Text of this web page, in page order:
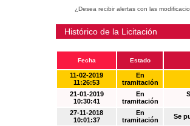
¿Desea recibir alertas con las
Histórico de la Licitación
Fecha Estado
11-02-2019
11:26:53
En
tramitación
21-01-2019
10:30:41
En
tramitación
27-11-2018
10:01:37
En
tramitación
Se